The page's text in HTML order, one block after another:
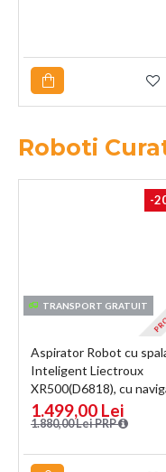
Roboti
TRANSPORT GRATUIT
-
Aspirator Robot cu
Inteligent Liectroux
XR500(D6818), cu
gyro, ghid vocal,
130 de minute, rezervor
600ml, 96x330x330mm,
1.499,00 Lei
1.880,00 Lei PRP